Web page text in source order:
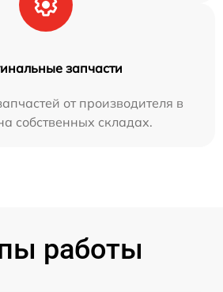
запчасти
от производителя в
собственных складах.
работы